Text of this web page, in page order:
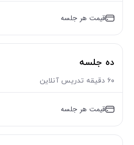
قیمت هر جلسه
ده جلسه
۶۰ دقیقه تدریس آنلاین
قیمت هر جلسه